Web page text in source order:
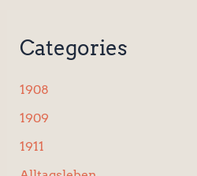
n
h
Categories
1908
1909
1911